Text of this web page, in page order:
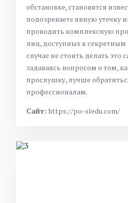
обстановке, становятся
подозреваете явную утечку
проводить комплексную
лиц, доступных к
случае не стоить делать это
задаваясь вопросом о том,
прослушку, лучше
профессионалам.
Сайт: https://po-sledu.com/